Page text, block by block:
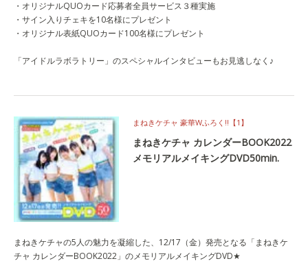
・オリジナルQUOカード応募者全員サービス３種実施
・サイン入りチェキを10名様にプレゼント
・オリジナル表紙QUOカード100名様にプレゼント
「アイドルラボラトリー」のスペシャルインタビューもお見逃しなく♪
まねきケチャ 豪華Wふろく!!【1】
まねきケチャ カレンダーBOOK2022
メモリアルメイキングDVD50min.
まねきケチャの5人の魅力を凝縮した、12/17（金）発売となる「まねきケ
チャ カレンダーBOOK2022」のメモリアルメイキングDVD★